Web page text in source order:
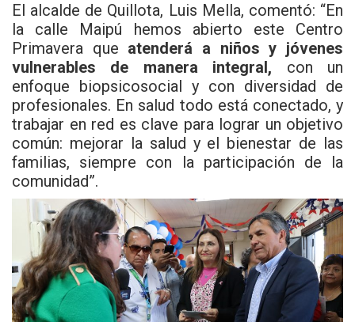
El alcalde de Quillota, Luis Mella, comentó: “En
la calle Maipú hemos abierto este Centro
Primavera que atenderá a niños y jóvenes
vulnerables de manera integral, con un
enfoque biopsicosocial y con diversidad de
profesionales. En salud todo está conectado, y
trabajar en red es clave para lograr un objetivo
común: mejorar la salud y el bienestar de las
familias, siempre con la participación de la
comunidad”.